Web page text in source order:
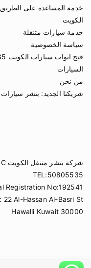
الكويت
خدمة سيارات متنقلة
سياسة الخصوصية
السيارات
من نحن
شريكنا الجديد: بنشر سيارات
شركة بنشر متنقل الكويت LLC
TEL:50805535
Registration No:192541
22 Al-Hassan Al-Basri St
Hawalli Kuwait 30000